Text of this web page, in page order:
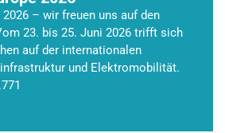
– wir freuen uns auf den
23. bis 25. Juni 2026 trifft sich
auf der internationalen
und Elektromobilität.